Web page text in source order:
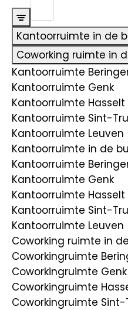
Kantoorruimte in de
Coworking ruimte in
Kantoorruimte
Kantoorruimte Genk
Kantoorruimte Hasselt
Kantoorruimte Sint-
Kantoorruimte Leuven
Kantoorruimte in de
Kantoorruimte
Kantoorruimte Genk
Kantoorruimte Hasselt
Kantoorruimte Sint-
Kantoorruimte Leuven
Coworking ruimte in
Coworkingruimte
Coworkingruimte Genk
Coworkingruimte
Coworkingruimte Sint-